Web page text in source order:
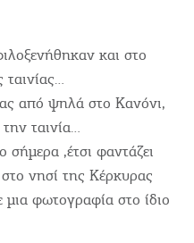
και στο
από ψηλά στο Κανόνι,
ταινία…
,έτσι φαντάζει
νησί της Κέρκυρας
μια φωτογραφία στο ίδιο